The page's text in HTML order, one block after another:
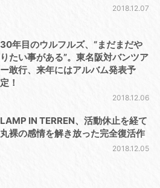
2018.12.07
30年目のウルフルズ、“まだまだや
りたい事がある”。東名阪対バンツア
ー敢行、来年にはアルバム発表予
定！
2018.12.06
LAMP IN TERREN、活動休止を経て
丸裸の感情を解き放った完全復活作
2018.12.05